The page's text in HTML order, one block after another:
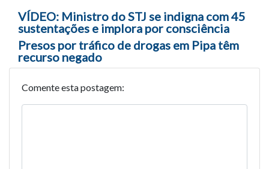
Navegação entre posts
VÍDEO: Ministro do STJ se indigna com 45
sustentações e implora por consciência
Presos por tráfico de drogas em Pipa têm
recurso negado
Comente esta postagem: